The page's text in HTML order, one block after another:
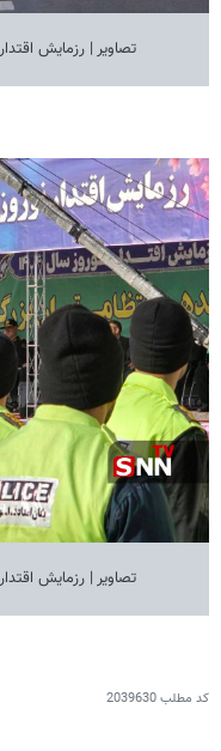
تصاویر | رزمایش
تصاویر | رزمایش
کد مطلب2039630